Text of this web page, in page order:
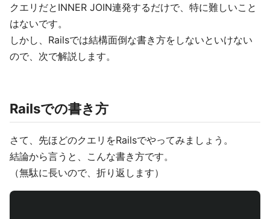
クエリだとINNER JOIN連発するだけで、特に難しいこと
はないです。
しかし、Railsでは結構面倒な書き方をしないといけない
ので、次で解説します。
Railsでの書き方
さて、先ほどのクエリをRailsでやってみましょう。
結論から言うと、こんな書き方です。
（無駄に長いので、折り返します）